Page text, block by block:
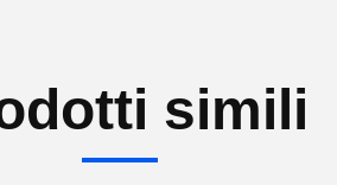
simili